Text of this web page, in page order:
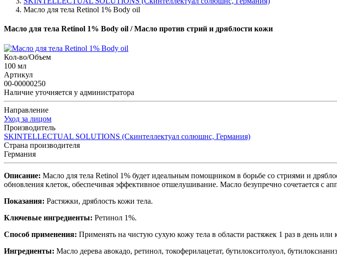
Масло для тела Retinol 1% Body oil
Масло для тела Retinol 1% Body oil / Масло против стрий и дряблости кожи
Кол-во/Объем
100 мл
Артикул
00-00000250
Наличие уточняется у администратора
Направление
Уход за лицом
Производитель
SKINTELLECTUAL SOLUTIONS (Скинтеллектуал солюшнс, Германия)
Страна производителя
Германия
Описание: Масло для тела Retinol 1% будет идеальным помощником в борьбе со стриями и
обновления клеток, обеспечивая эффективное отшелушивание. Масло безупречно сочетается с
Показания: Растяжки, дряблость кожи тела.
Ключевые ингредиенты: Ретинол 1%.
Способ применения: Применять на чистую сухую кожу тела в области растяжек 1 раз в день или
Ингредиенты: Масло дерева авокадо, ретинол, токоферилацетат, бутилокситолуол,